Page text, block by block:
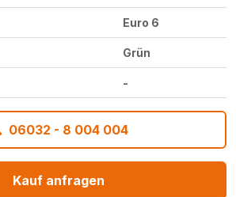
Euro 6
Grün
-
06032 - 8 004 004
Kauf anfragen